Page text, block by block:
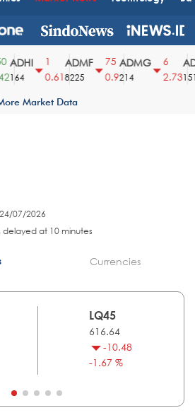
ADHI
164
0.61
ADMF
8225
75
0.9
ADMG
214
2.731510
Market Data
07/2026
at 10 minutes
Currencies
LQ45
616.64
-10.48
-1.67 %